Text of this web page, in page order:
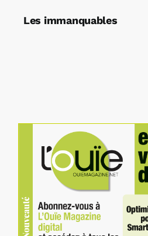
Les immanquables